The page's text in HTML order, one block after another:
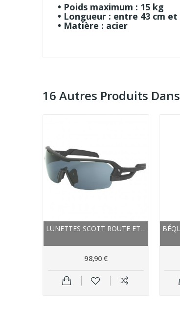
• Poids maximum : 15 kg
• Longueur : entre 43 cm et
• Matière : acier
16 Autres Produits
LUNETTES SCOTT ROUTE ET VTT SPUR NOIR MAT
98,90 €